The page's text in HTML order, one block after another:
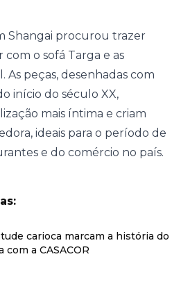
Shangai procurou trazer
o sofá Targa e as
As peças, desenhadas com
início do século XX,
mais íntima e criam
ideais para o período de
e do comércio no país.
carioca marcam a história do
com a CASACOR